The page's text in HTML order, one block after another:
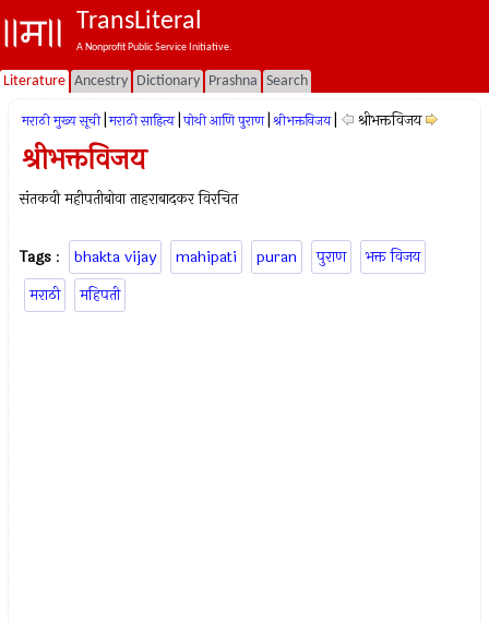
TransLiteral
A Nonprofit Public Service Initiative.
Literature Ancestry Dictionary Prashna Search
मराठी मुख्य सूची मराठी साहित्य पोथी आणि पुराण श्रीभक्तविजय श्रीभक्तविजय
श्रीभक्तविजय
संतकवी महीपतीबोवा ताहराबादकर विरचित
Tags : bhakta vijay mahipati puran पुराण
भक्त विजय
मराठी
महिपती